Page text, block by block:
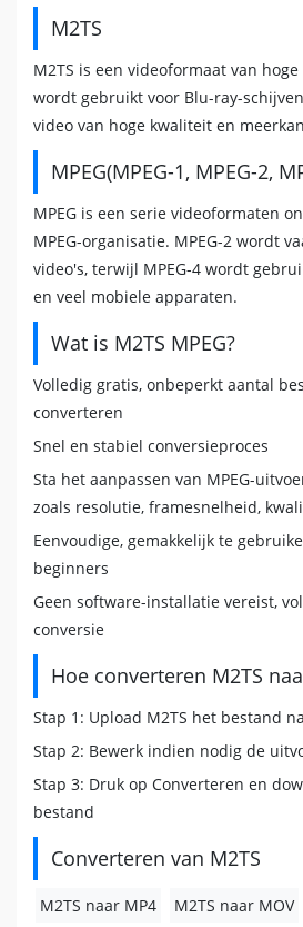
M2TS
M2TS is een videoformaat van
wordt gebruikt voor Blu-ray-
video van hoge kwaliteit en
MPEG(MPEG-1, MPEG-2,
MPEG is een serie videoformaten
MPEG-organisatie. MPEG-2 wordt
video's, terwijl MPEG-4 wordt
en veel mobiele apparaten.
Wat is M2TS MPEG?
Volledig gratis, onbeperkt aantal
converteren
Snel en stabiel conversieproces
Sta het aanpassen van MPEG-
zoals resolutie, framesnelheid,
Eenvoudige, gemakkelijk te
beginners
Geen software-installatie vereist,
conversie
Hoe converteren M2TS
Stap 1: Upload M2TS het bestand
Stap 2: Bewerk indien nodig de
Stap 3: Druk op Converteren en
bestand
Converteren van M2TS
M2TS naar MP4 M2TS naar MOV